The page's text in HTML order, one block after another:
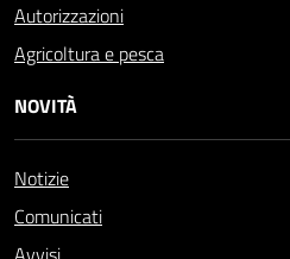
Autorizzazioni
Agricoltura e pesca
NOVITÀ
Notizie
Comunicati